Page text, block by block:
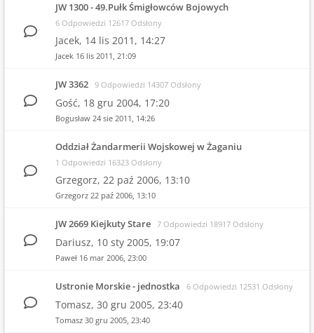
JW 1300 - 49.Pułk Śmigłowców Bojowych
6 Odpowiedzi 12617 Odsłony
Jacek, 14 lis 2011, 14:27
Jacek 16 lis 2011, 21:09
JW 3362 9 Odpowiedzi 14307 Odsłony
Gość, 18 gru 2004, 17:20
Bogusław 24 sie 2011, 14:26
Oddział Żandarmerii Wojskowej w Żaganiu
1 Odpowiedzi 16323 Odsłony
Grzegorz, 22 paź 2006, 13:10
Grzegorz 22 paź 2006, 13:10
JW 2669 Kiejkuty Stare 7 Odpowiedzi 18917 Odsłony
Dariusz, 10 sty 2005, 19:07
Paweł 16 mar 2006, 23:00
Ustronie Morskie - jednostka 6 Odpowiedzi 12531 Odsłony
Tomasz, 30 gru 2005, 23:40
Tomasz 30 gru 2005, 23:40